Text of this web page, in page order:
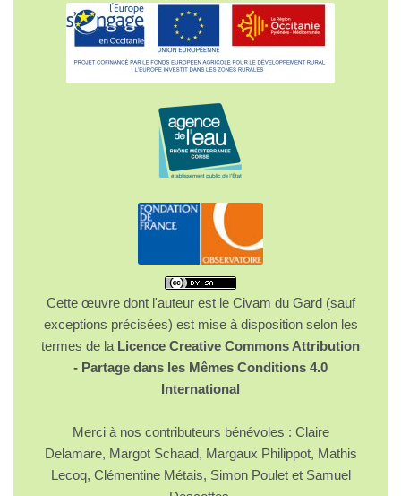
Cette œuvre dont l'auteur est le Civam du Gard (sauf
exceptions précisées) est mise à disposition selon les
termes de la Licence Creative Commons Attribution
- Partage dans les Mêmes Conditions 4.0
International
Merci à nos contributeurs bénévoles : Claire
Delamare, Margot Schaad, Margaux Philippot, Mathis
Lecoq, Clémentine Métais, Simon Poulet et Samuel